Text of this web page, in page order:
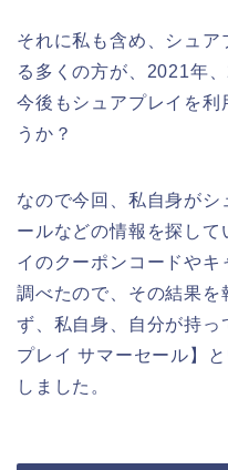
それに私も含め、シュ
る多くの方が、2021年
今後もシュアプレイを利
うか？
なので今回、私自身が
ールなどの情報を探して
イのクーポンコードや
調べたので、その結果を
ず、私自身、自分が持っ
プレイ サマーセール】
しました。